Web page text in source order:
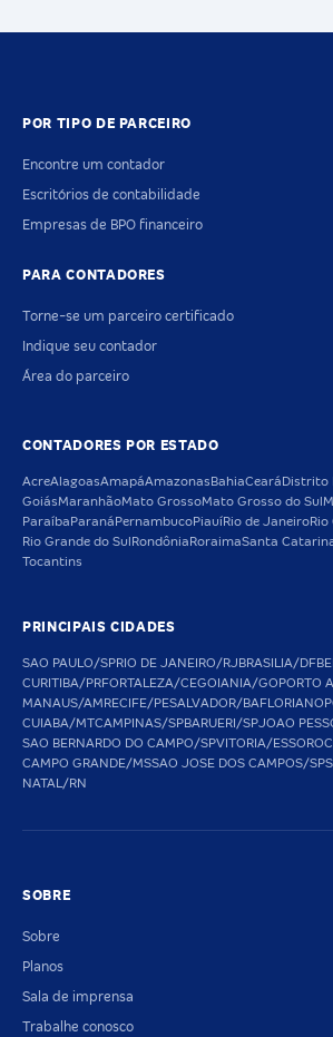
POR TIPO DE PARCEIRO
Encontre um contador
Escritórios de contabilidade
Empresas de BPO financeiro
PARA CONTADORES
Torne-se um parceiro certificado
Indique seu contador
Área do parceiro
CONTADORES POR ESTADO
AcreAlagoasAmapáAmazonas BahiaCeará Distrito
GoiásMaranhãoMato GrossoMato Grosso do Sul
Paraíba Paraná PernambucoPiauíRio de Janeiro
Rio Grande do Sul Rondônia RoraimaSanta
Tocantins
PRINCIPAIS CIDADES
SAO PAULO/SPRIO DE JANEIRO/RJBRASILIA/DF
CURITIBA/PRFORTALEZA/CEGOIANIA/GOPORTO
MANAUS/AMRECIFE/PESALVADOR/BA
CUIABA/MTCAMPINAS/SPBARUERI/SPJOAO
SAO BERNARDO DO CAMPO/SPVITORIA/ES
CAMPO GRANDE/MSSAO JOSE DOS CAMPOS/SP
NATAL/RN
SOBRE
Sobre
Planos
Sala de imprensa
Trabalhe conosco